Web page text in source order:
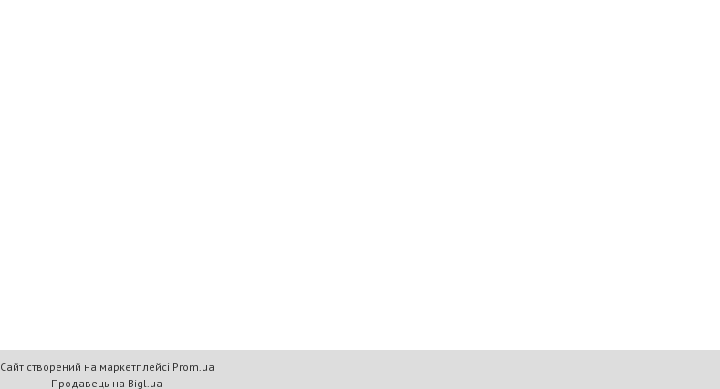
Сайт створений на маркетплейсі Prom.ua
Продавець на Bigl.ua